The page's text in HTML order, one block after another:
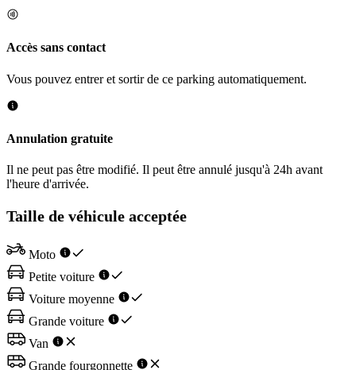
Accès sans contact
Vous pouvez entrer et sortir de ce parking automatiquement.
Annulation gratuite
Il ne peut pas être modifié. Il peut être annulé jusqu'à 24h avant
l'heure d'arrivée.
Taille de véhicule acceptée
Moto
Petite voiture
Voiture moyenne
Grande voiture
Van
Grande fourgonnette